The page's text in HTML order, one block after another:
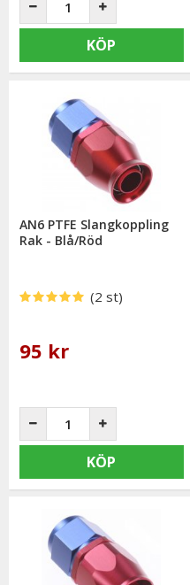
KÖP
AN6 PTFE Slangkoppling
Rak - Blå/Röd
(2 st)
95 kr
KÖP